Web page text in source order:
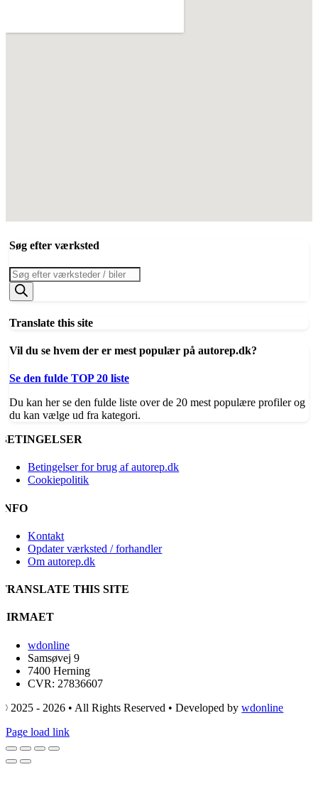
Søg efter værksted
Products
search
Translate this site
Vil du se hvem der er mest populær på autorep.dk?
Se den fulde TOP 20 liste
Du kan her se den fulde liste over de 20 mest populære profiler og
du kan vælge ud fra kategori.
BETINGELSER
Betingelser for brug af autorep.dk
Cookiepolitik
INFO
Kontakt
Opdater værksted / forhandler
Om autorep.dk
TRANSLATE THIS SITE
FIRMAET
wdonline
Samsøvej 9
7400 Herning
CVR: 27836607
© 2025 - 2026 • All Rights Reserved • Developed bywdonline
Page load link